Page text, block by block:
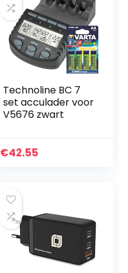
Technoline BC 7
set acculader voor
V5676 zwart
€42.55